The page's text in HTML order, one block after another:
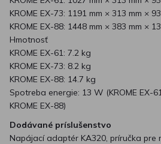
KROME EX-73: 1191 mm × 313 mm ×
KROME EX-88: 1448 mm × 383 mm ×
Hmotnosť
KROME EX-61: 7.2 kg
KROME EX-73: 8.2 kg
KROME EX-88: 14.7 kg
Spotreba energie: 13 W (KROME EX-
KROME EX-88)
Dodávané príslušenstvo
Napájací adaptér KA320, príručka pre